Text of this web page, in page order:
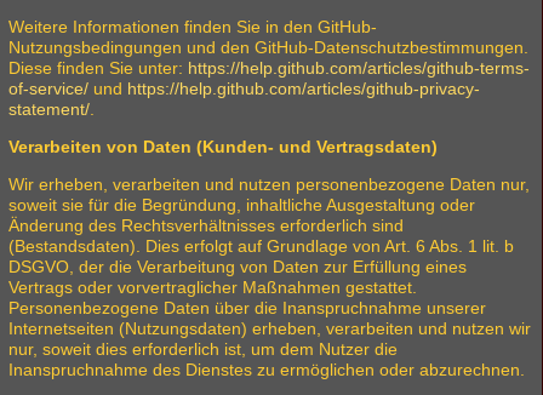
Weitere Informationen finden Sie in den GitHub-
Nutzungsbedingungen und den GitHub-Datenschutzbestimmungen.
Diese finden Sie unter: https://help.github.com/articles/github-terms-
of-service/ und https://help.github.com/articles/github-privacy-
statement/
Verarbeiten von Daten (Kunden- und Vertragsdaten)
Wir erheben, verarbeiten und nutzen personenbezogene Daten nur,
soweit sie für die Begründung, inhaltliche Ausgestaltung oder
Änderung des Rechtsverhältnisses erforderlich sind
(Bestandsdaten). Dies erfolgt auf Grundlage von Art. 6 Abs. 1 lit. b
DSGVO, der die Verarbeitung von Daten zur Erfüllung eines
Vertrags oder vorvertraglicher Maßnahmen gestattet.
Personenbezogene Daten über die Inanspruchnahme unserer
Internetseiten (Nutzungsdaten) erheben, verarbeiten und nutzen wir
nur, soweit dies erforderlich ist, um dem Nutzer die
Inanspruchnahme des Dienstes zu ermöglichen oder abzurechnen.